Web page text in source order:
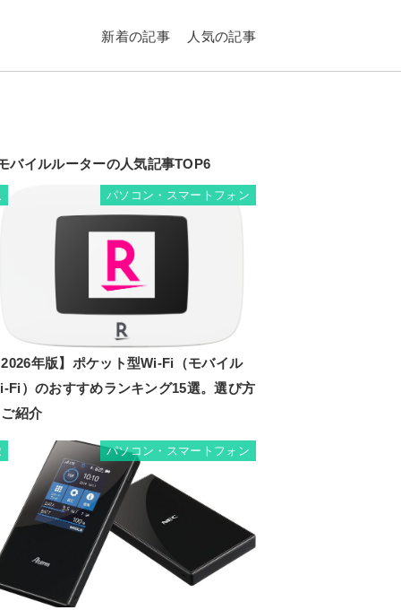
新着の記事 人気の記事
バイルルーターの人気記事TOP6
パソコン・スマートフォン
2026年版】ポケット型Wi-Fi（モバイル
Fi）のおすすめランキング15選。選び方
紹介
パソコン・スマートフォン